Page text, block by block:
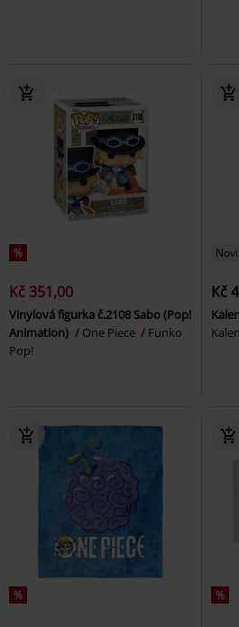
%
Kč 351,00
Vinylová figurka č.2108 Sabo (Pop!
Animation)
One Piece
Funko
Pop!
Kč
% %